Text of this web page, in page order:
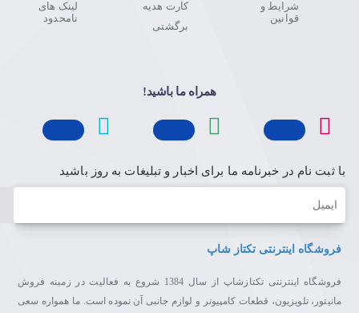
شرایط و
قوانین
کارت هدیه
برگشتی
لینک های
نامحدود
همراه ما باشید!
با ثبت نام در خبرنامه ما برای اخبار و تبلیغات به روز باشید
ایمیل
فروشگاه اینترنتی تکتاز شاپ
فروشگاه اینترنتی تکتازشاپ از سال 1384 شروع به فعالیت در زمینه فروش
مانیتور، تلویزیون، قطعات کامپیوتر و لوازم جانبی آن نموده است. ما همواره سعی